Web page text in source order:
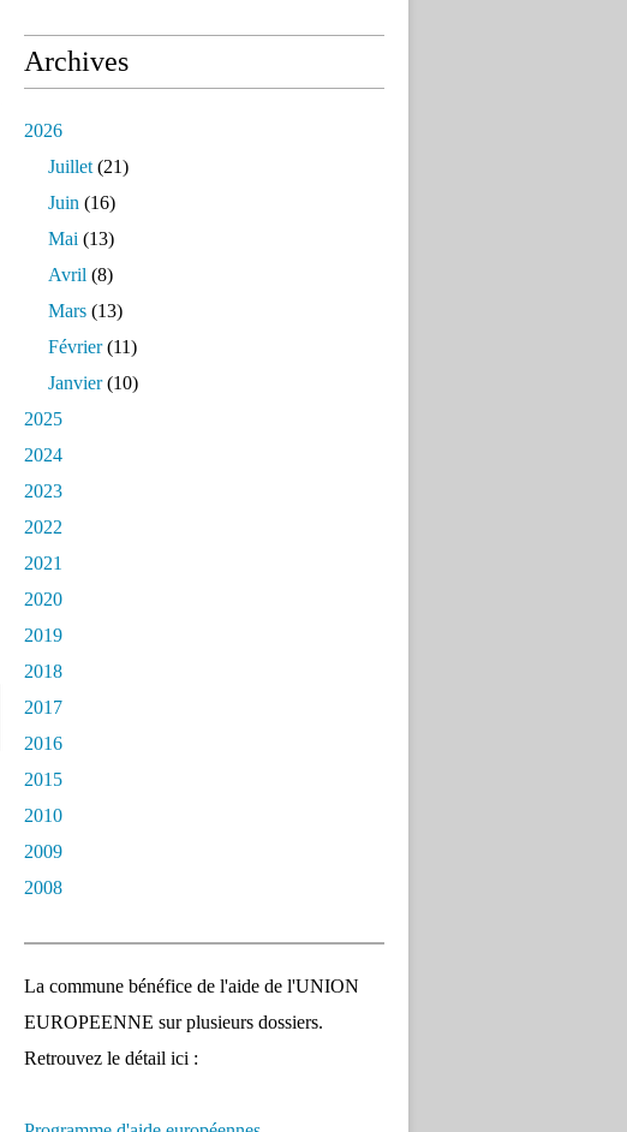
Archives
2026
Juillet (21)
Juin (16)
Mai (13)
Avril (8)
Mars (13)
Février(11)
Janvier(10)
2025
2024
2023
2022
2021
2020
2019
2018
2017
2016
2015
2010
2009
2008
La commune bénéfice de l'aide de l'UNION
EUROPEENNE sur plusieurs dossiers.
Retrouvez le détail ici :